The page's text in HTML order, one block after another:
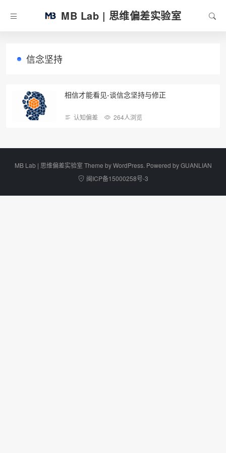
MB Lab | 思维偏差实验室
信念坚持
相信才能看见-谈信念坚持与修正
认知偏差 264人浏览
MB Lab | 思维偏差实验室 Theme byWordPress. Powered byGUANLIAN
闽ICP备15000258号-3